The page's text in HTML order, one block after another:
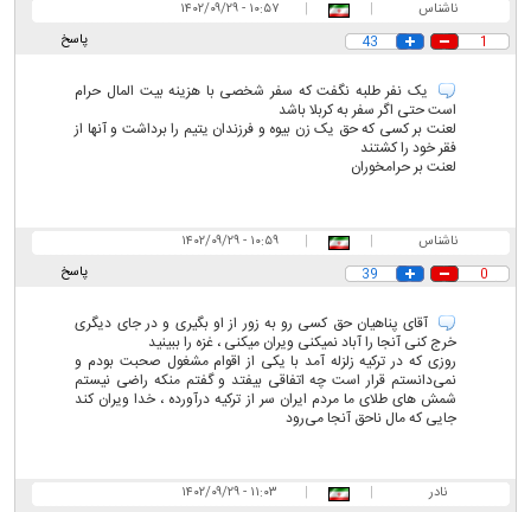
ناشناس |
|
۱۰:۵۷ - ۱۴۰۲/۰۹/۲۹
پاسخ
1
43
یک نفر طلبه نگفت که سفر شخصی با هزینه بیت المال حرام
است حتی اگر سفر به کربلا باشد
لعنت بر کسی که حق یک زن بیوه و فرزندان یتیم را برداشت و آنها از
فقر خود را کشتند
لعنت بر حرامخوران
ناشناس |
|
۱۰:۵۹ - ۱۴۰۲/۰۹/۲۹
پاسخ
0
39
آقای پناهیان حق کسی رو به زور از او بگیری و در جای دیگری
خرج کنی آنجا را آباد نمیکنی ویران میکنی ، غزه را ببینید
روزی که در ترکیه زلزله آمد با یکی از اقوام مشغول صحبت بودم و
نمی‌دانستم قرار است چه اتفاقی بیفتد و گفتم منکه راضی نیستم
شمش های طلای ما مردم ایران سر از ترکیه درآورده ، خدا ویران کند
جایی که مال ناحق آنجا می‌رود
نادر |
|
۱۱:۰۳ - ۱۴۰۲/۰۹/۲۹